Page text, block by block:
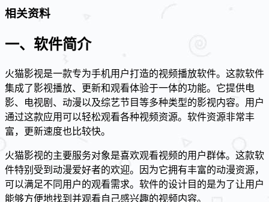
相关资料
一、软件简介
火猫影视是一款专为手机用户打造的视频播放软件。这款软件
集成了影视播放、更新和观看体验于一体的功能。它提供电
影、电视剧、动漫以及综艺节目等多种类型的影视内容。用户
通过这款应用可以轻松观看各种视频资源。软件资源非常丰
富，更新速度也比较快。
火猫影视的主要服务对象是喜欢观看视频的用户群体。这款软
件特别受到动漫爱好者的欢迎。因为它拥有丰富的动漫资源，
可以满足不同用户的观看需求。软件的设计目的是为了让用户
能够方便地找到并观看自己感兴趣的视频内容。